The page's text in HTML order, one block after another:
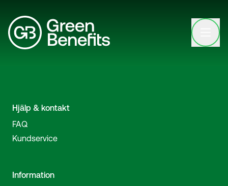
Open
Hjälp & kontakt
FAQ
Kundservice
Information